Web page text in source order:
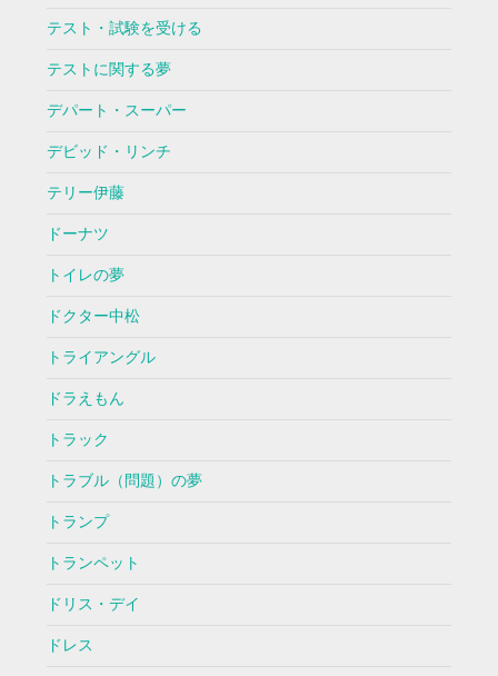
テスト・試験を受ける
テストに関する夢
デパート・スーパー
デビッド・リンチ
テリー伊藤
ドーナツ
トイレの夢
ドクター中松
トライアングル
ドラえもん
トラック
トラブル（問題）の夢
トランプ
トランペット
ドリス・デイ
ドレス